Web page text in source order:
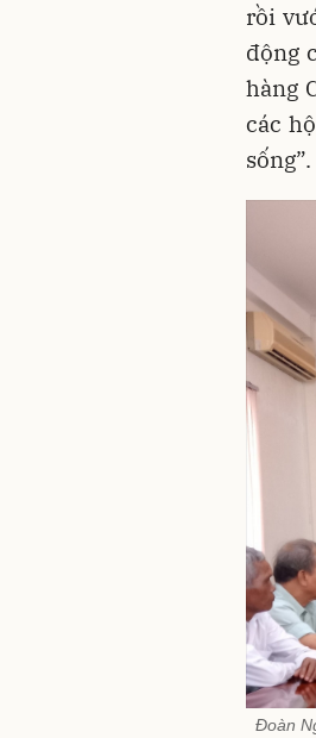
rồi
động
hàng
các
sống”.
Đoàn